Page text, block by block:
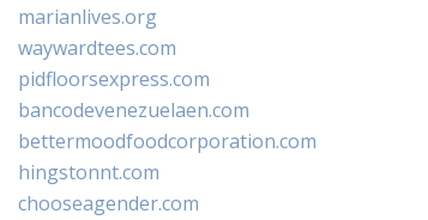
marianlives.org
waywardtees.com
pidfloorsexpress.com
bancodevenezuelaen.com
bettermoodfoodcorporation.com
hingstonnt.com
chooseagender.com